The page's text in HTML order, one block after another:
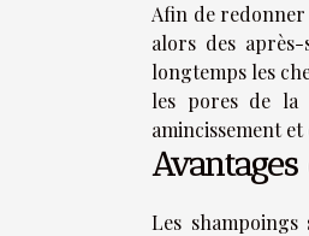
Afin de redonner
alors des
longtemps les
les pores de la
amincissement
Les